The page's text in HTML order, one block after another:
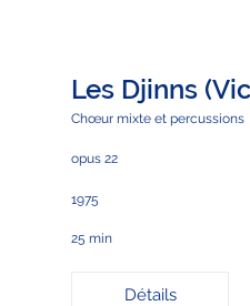
Les Djinns
Chœur mixte et percussions
opus 22
1975
25 min
Détails